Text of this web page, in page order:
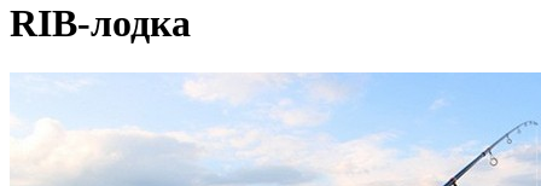
RIB-лодка